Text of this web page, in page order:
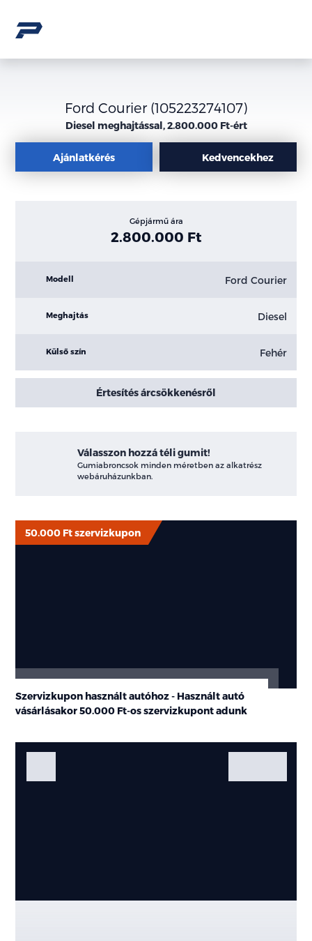
Ford Courier (105223274107)
Diesel meghajtással, 2.800.000 Ft-ért
Ajánlatkérés Kedvencekhez
Gépjármű ára
2.800.000 Ft
Modell Ford Courier
Meghajtás Diesel
Külső szín Fehér
Értesítés árcsökkenésről
Válasszon hozzá téli gumit!
Gumiabroncsok minden méretben az alkatrész
webáruházunkban.
Szervizkupon használt autóhoz - Használt autó
vásárlásakor50.000 Ft-osszervizkupont adunk
50.000 Ft szervizkupon
Galéria
Fotók